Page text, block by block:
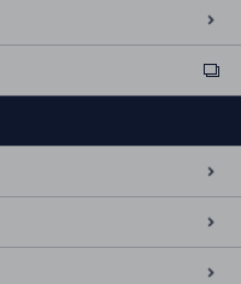
ext
e
n
al
si
t
e